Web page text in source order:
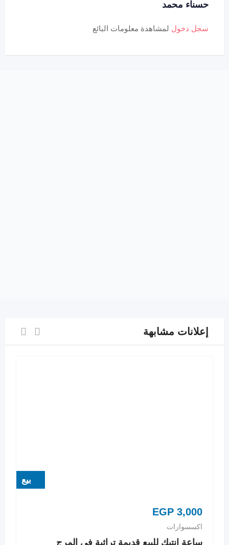
حسناء محمد
سجل دخول لمشاهدة معلومات البائع
إعلانات مشابهة
بيع
EGP 3,000
اكسسوارات
ساعة انتيك للبيع قديمة تراثية فى المرج